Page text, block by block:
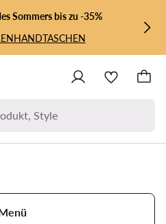
Sommers bis zu -35%
HANDTASCHEN
Style